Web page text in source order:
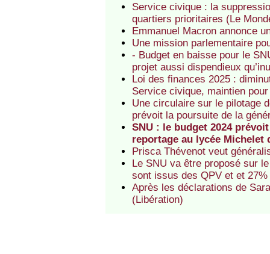
Service civique : la
quartiers prioritaires (Le
Emmanuel Macron annonce
Une mission parlementaire
- Budget en baisse pour le
projet aussi dispendieux
Loi des finances 2025 :
Service civique, maintien
Une circulaire sur le pilotage
prévoit la poursuite de la
SNU : le budget 2024
reportage au lycée Michelet
Prisca Thévenot veut
Le SNU va être proposé sur
sont issus des QPV et et
Après les déclarations de
(Libération)